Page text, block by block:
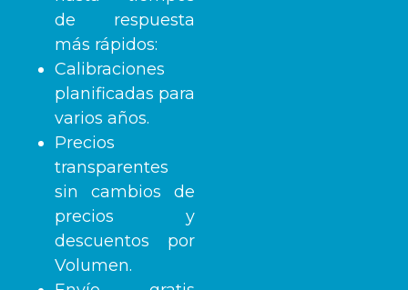
de respuesta
más rápidos:
Calibraciones
planificadas para
varios años.
Precios
transparentes
sin cambios de
precios y
descuentos por
Volumen.